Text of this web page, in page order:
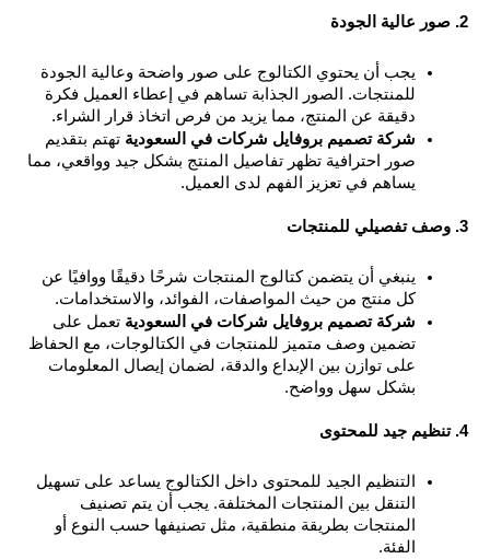
يجب أن يحتوي الكتالوج على صور واضحة وعالية الجودة
للمنتجات. الصور الجذابة تساهم في إعطاء العميل فكرة
دقيقة عن المنتج، مما يزيد من فرص اتخاذ قرار الشراء.
شركة تصميم بروفايل شركات في السعودية
تهتم بتقديم
صور احترافية تظهر تفاصيل المنتج بشكل جيد وواقعي، مما
يساهم في تعزيز الفهم لدى العميل.
ينبغي أن يتضمن كتالوج المنتجات شرحًا دقيقًا ووافيًا عن
كل منتج من حيث المواصفات، الفوائد، والاستخدامات.
شركة تصميم بروفايل شركات في السعودية
تعمل على
تضمين وصف متميز للمنتجات في الكتالوجات، مع الحفاظ
على توازن بين الإبداع والدقة، لضمان إيصال المعلومات
بشكل سهل وواضح.
التنظيم الجيد للمحتوى داخل الكتالوج يساعد على تسهيل
التنقل بين المنتجات المختلفة. يجب أن يتم تصنيف
المنتجات بطريقة منطقية، مثل تصنيفها حسب النوع أو